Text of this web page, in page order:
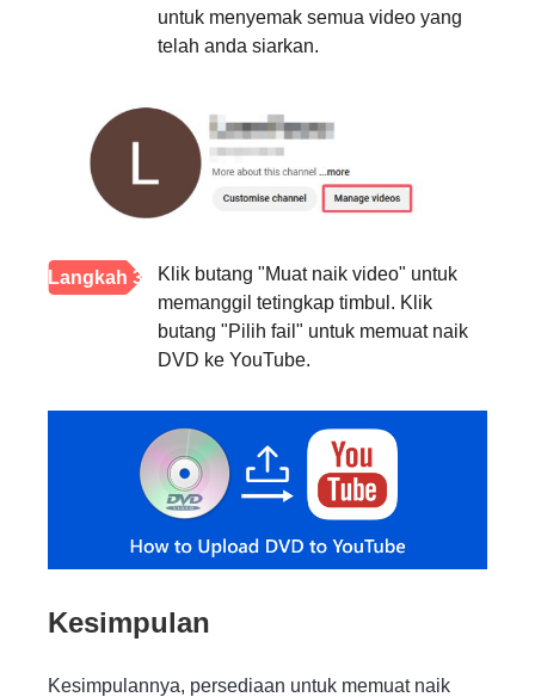
untuk menyemak semua video yang
telah anda siarkan.
Langkah 3
Klik butang "Muat naik video" untuk
memanggil tetingkap timbul. Klik
butang "Pilih fail" untuk memuat naik
DVD ke YouTube.
Kesimpulan
Kesimpulannya, persediaan untuk memuat naik